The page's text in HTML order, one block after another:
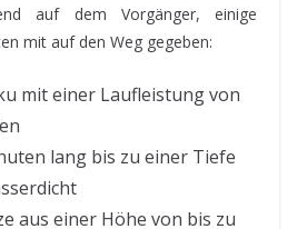
auf dem Vorgänger, einige
mit auf den Weg gegeben:
mit einer Laufleistung von
lang bis zu einer Tiefe
aus einer Höhe von bis zu